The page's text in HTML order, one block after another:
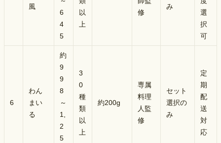
風
6
4
5
以
上
修
み
選
択
可
6
わん
まい
る
約
9
9
8
～
1,
2
5
3
0
種
類
以
上
約200g
専属
料理
人監
修
セット
選択の
み
定
期
配
送
対
応